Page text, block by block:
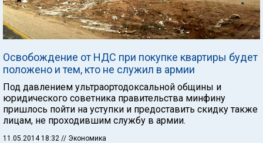
Освобождение от НДС при покупке квартиры будет
положено и тем, кто не служил в армии
Под давлением ультраортодоксальной общины и
юридического советника правительства минфину
пришлось пойти на уступки и предоставить скидку также
лицам, не проходившим службу в армии.
11.05.2014 18:32 // Экономика